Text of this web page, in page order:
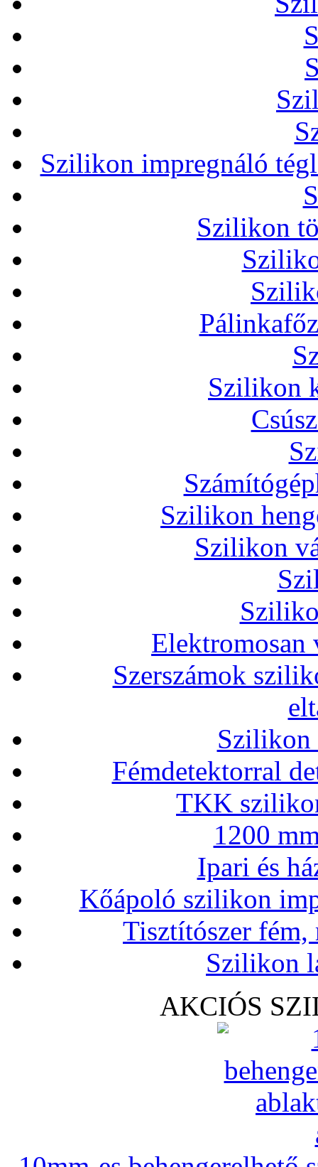
Szilikon impregnáló
Szilikon
Szilikon
Szilikon
Szilikon
Elektromosan
Szerszámok
Szilikon
Fémdetektorral
TKK
1200
Ipari és
Kőápoló szilikon
Tisztítószer
Szilikon
AKCIÓS